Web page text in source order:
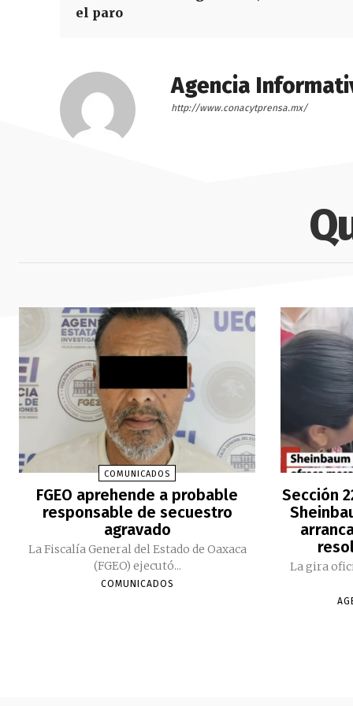
el paro
Agencia
http://www.conacytprensa.mx/
COMUNICADOS
FGEO aprehende a probable
responsable de secuestro
agravado
La Fiscalía General del Estado de Oaxaca
(FGEO) ejecutó...
COMUNICADOS
Sección
La gira